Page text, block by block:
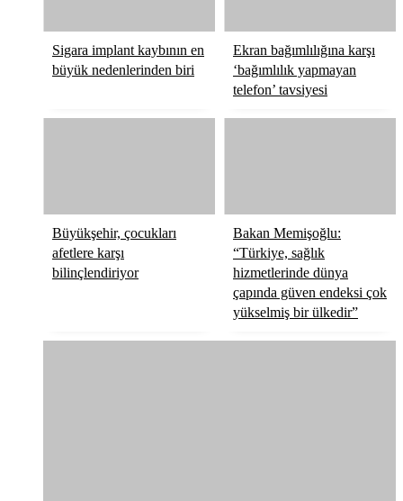
Sigara implant kaybının en
büyük nedenlerinden biri
Ekran bağımlılığına karşı
‘bağımlılık yapmayan
telefon’ tavsiyesi
Büyükşehir, çocukları
afetlere karşı
bilinçlendiriyor
Bakan Memişoğlu:
“Türkiye, sağlık
hizmetlerinde dünya
çapında güven endeksi çok
yükselmiş bir ülkedir”